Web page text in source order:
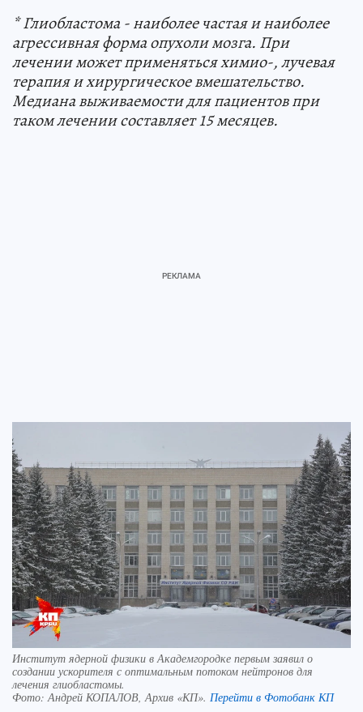
* Глиобластома - наиболее частая и наиболее
агрессивная форма опухоли мозга. При
лечении может применяться химио-, лучевая
терапия и хирургическое вмешательство.
Медиана выживаемости для пациентов при
таком лечении составляет 15 месяцев.
Институт ядерной физики в Академгородке первым заявил о
создании ускорителя с оптимальным потоком нейтронов для
лечения глиобластомы.
Фото:Андрей КОПАЛОВ, Архив «КП». Перейти в Фотобанк КП